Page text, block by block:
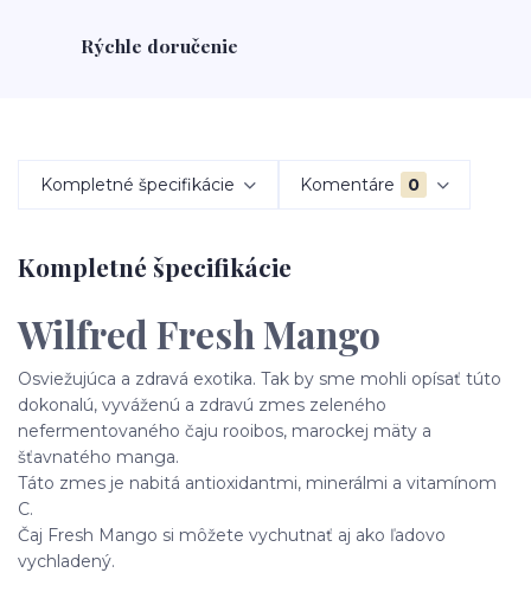
Rýchle doručenie
Kompletné špecifikácie Komentáre 0
Kompletné špecifikácie
Wilfred Fresh Mango
Osviežujúca a zdravá exotika. Tak by sme mohli opísať túto
dokonalú, vyváženú a zdravú zmes zeleného
nefermentovaného čaju rooibos, marockej mäty a
šťavnatého manga.
Táto zmes je nabitá antioxidantmi, minerálmi a vitamínom
C.
Čaj Fresh Mango si môžete vychutnať aj ako ľadovo
vychladený.